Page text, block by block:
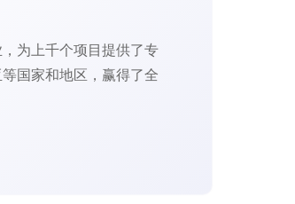
为上千个项目提供了专
国家和地区，赢得了全